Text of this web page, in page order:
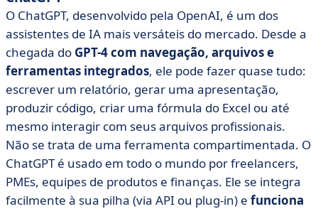
O ChatGPT, desenvolvido pela OpenAI, é um dos
assistentes de IA mais versáteis do mercado. Desde a
chegada do GPT-4 com navegação, arquivos e
ferramentas integrados, ele pode fazer quase tudo:
escrever um relatório, gerar uma apresentação,
produzir código, criar uma fórmula do Excel ou até
mesmo interagir com seus arquivos profissionais.
Não se trata de uma ferramenta compartimentada. O
ChatGPT é usado em todo o mundo por freelancers,
PMEs, equipes de produtos e finanças. Ele se integra
facilmente à sua pilha (via API ou plug-in) e funciona